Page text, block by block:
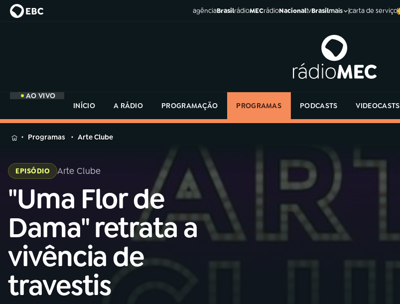
agênciaBrasilrádioMECrádioNacionaltvBrasilmais carta de serviço
AO VIVO
INÍCIO
A RÁDIO PROGRAMAÇÃO PROGRAMAS PODCASTS VIDEOCASTS
MENU
Buscar
na
Rádio
MEC
Buscar
AO VIVO
01 INÍCIO
02A RÁDIO
na
Rádio
Programas Arte Clube
EPISÓDIO Arte Clube
"Uma Flor de
Dama" retrata a
vivência de
travestis